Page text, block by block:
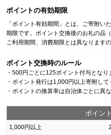
ポイントの有効期限
「ポイント有効期間」とは、ご寄附い
期限です。ポイント交換後のお礼の品
ご利用期間、消費期限とは異なります
ポイント交換時のルール
・500円ごとに125ポイント付与となり
・ポイント発行は1,000円以上寄附し
・ポイントの換算率は自治体ごとに異な
ポイン
1,000円以上